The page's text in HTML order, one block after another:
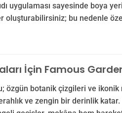
uygulaması sayesinde boya
oluşturabilirsiniz; bu nedenle
İçin Famous
özgün botanik çizgileri ve
ve zengin bir derinlik